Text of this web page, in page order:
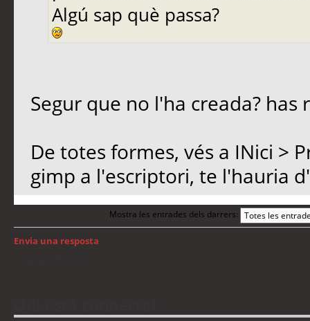
Algú sap què passa?
Segur que no l'ha creada?
De totes formes, vés a INici >
gimp a l'escriptori, te l'hauria
Mostra les entrades dels darrers:
Envia una resposta